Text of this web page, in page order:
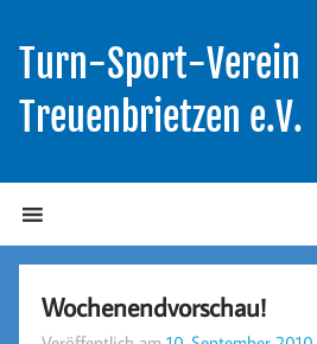
Turn-Sport-Verein
Treuenbrietzen e.V.
Wochenendvorschau!